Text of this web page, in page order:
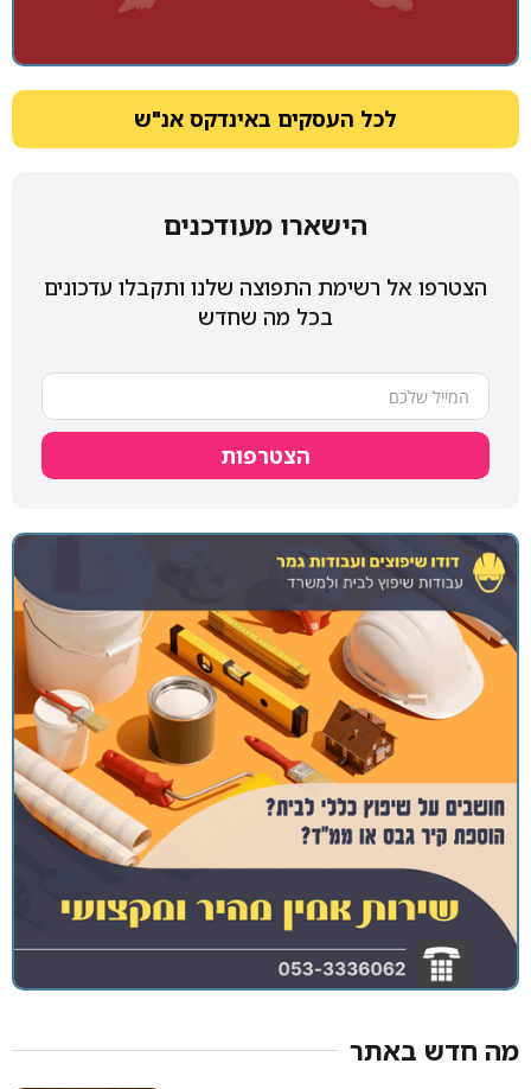
לכל העסקים באינדקס אנ"ש
הישארו מעודכנים
הצטרפו אל רשימת התפוצה שלנו ותקבלו עדכונים
בכל מה שחדש
הצטרפות
מה חדש באתר